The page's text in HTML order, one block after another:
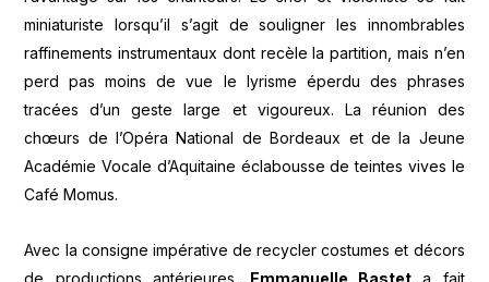
miniaturiste lorsqu’il s’agit de souligner les innombrables
raffinements instrumentaux dont recèle la partition, mais n’en
perd pas moins de vue le lyrisme éperdu des phrases
tracées d’un geste large et vigoureux. La réunion des
chœurs de l’Opéra National de Bordeaux et de la Jeune
Académie Vocale d’Aquitaine éclabousse de teintes vives le
Café Momus.
Avec la consigne impérative de recycler costumes et décors
de productions antérieures, Emmanuelle Bastet a fait